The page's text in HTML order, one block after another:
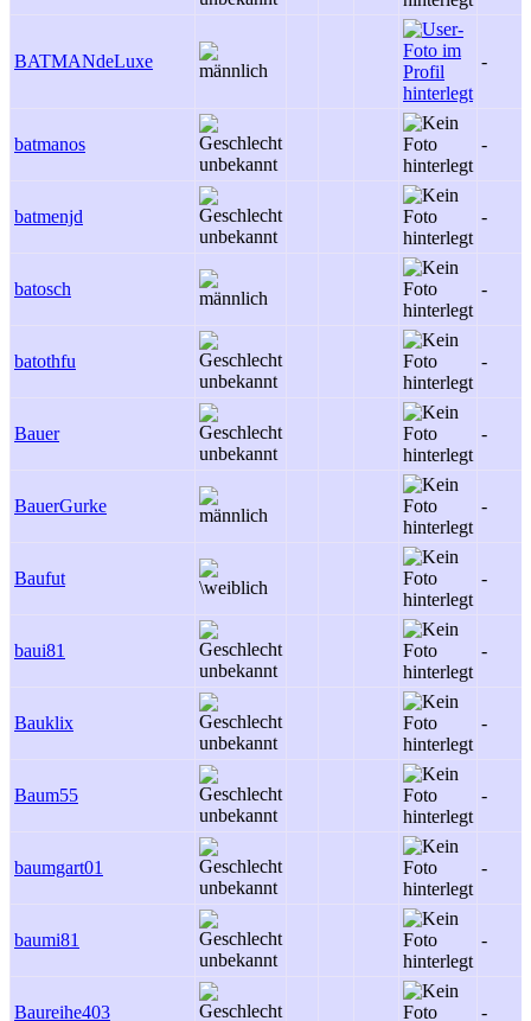
BATMANdeLuxe -
batmanos -
batmenjd -
batosch -
batothfu -
Bauer -
BauerGurke -
Baufut -
baui81 -
Bauklix -
Baum55 -
baumgart01 -
baumi81 -
Baureihe403 -